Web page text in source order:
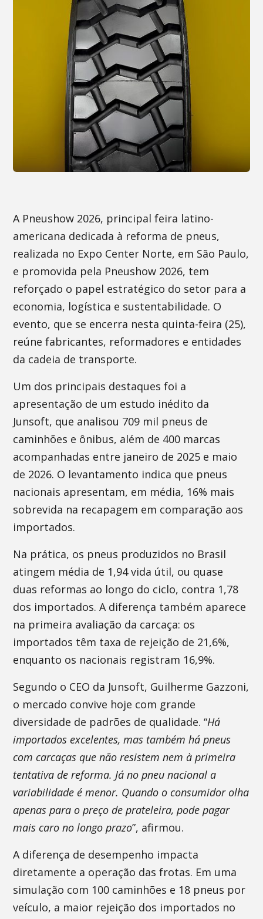
A Pneushow 2026, principal feira latino-
americana dedicada à reforma de pneus,
realizada no Expo Center Norte, em São Paulo,
e promovida pela Pneushow 2026, tem
reforçado o papel estratégico do setor para a
economia, logística e sustentabilidade. O
evento, que se encerra nesta quinta-feira (25),
reúne fabricantes, reformadores e entidades
da cadeia de transporte.
Um dos principais destaques foi a
apresentação de um estudo inédito da
Junsoft, que analisou 709 mil pneus de
caminhões e ônibus, além de 400 marcas
acompanhadas entre janeiro de 2025 e maio
de 2026. O levantamento indica que pneus
nacionais apresentam, em média, 16% mais
sobrevida na recapagem em comparação aos
importados.
Na prática, os pneus produzidos no Brasil
atingem média de 1,94 vida útil, ou quase
duas reformas ao longo do ciclo, contra 1,78
dos importados. A diferença também aparece
na primeira avaliação da carcaça: os
importados têm taxa de rejeição de 21,6%,
enquanto os nacionais registram 16,9%.
Segundo o CEO da Junsoft, Guilherme Gazzoni,
o mercado convive hoje com grande
diversidade de padrões de qualidade. “Há
importados excelentes, mas também há pneus
com carcaças que não resistem nem à primeira
tentativa de reforma. Já no pneu nacional a
variabilidade é menor. Quando o consumidor olha
apenas para o preço de prateleira, pode pagar
mais caro no longo prazo”, afirmou.
A diferença de desempenho impacta
diretamente a operação das frotas. Em uma
simulação com 100 caminhões e 18 pneus por
veículo, a maior rejeição dos importados no